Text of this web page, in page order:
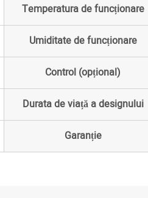
Temperatura de funcționare
Umiditate de funcționare
Control (opțional)
Durata de viață a designului
Garanție